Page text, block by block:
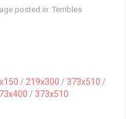
posted in: Terribles
/ 219x300 / 373x510 /
/ 373x510